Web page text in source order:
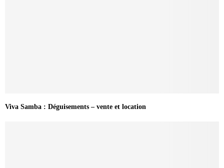
Viva Samba : Déguisements – vente et location